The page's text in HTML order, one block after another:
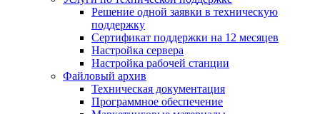
Решение одной заявки в техническую
поддержку
Сертификат поддержки на 12 месяцев
Настройка сервера
Настройка рабочей станции
Файловый архив
Техническая документация
Программное обеспечение